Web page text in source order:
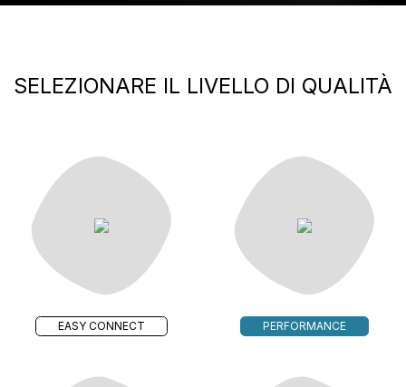
SELEZIONARE IL LIVELLO DI QUALITÀ
EASY CONNECT PERFORMANCE